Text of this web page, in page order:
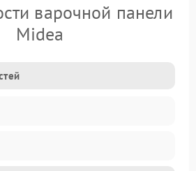
варочной панели
Midea